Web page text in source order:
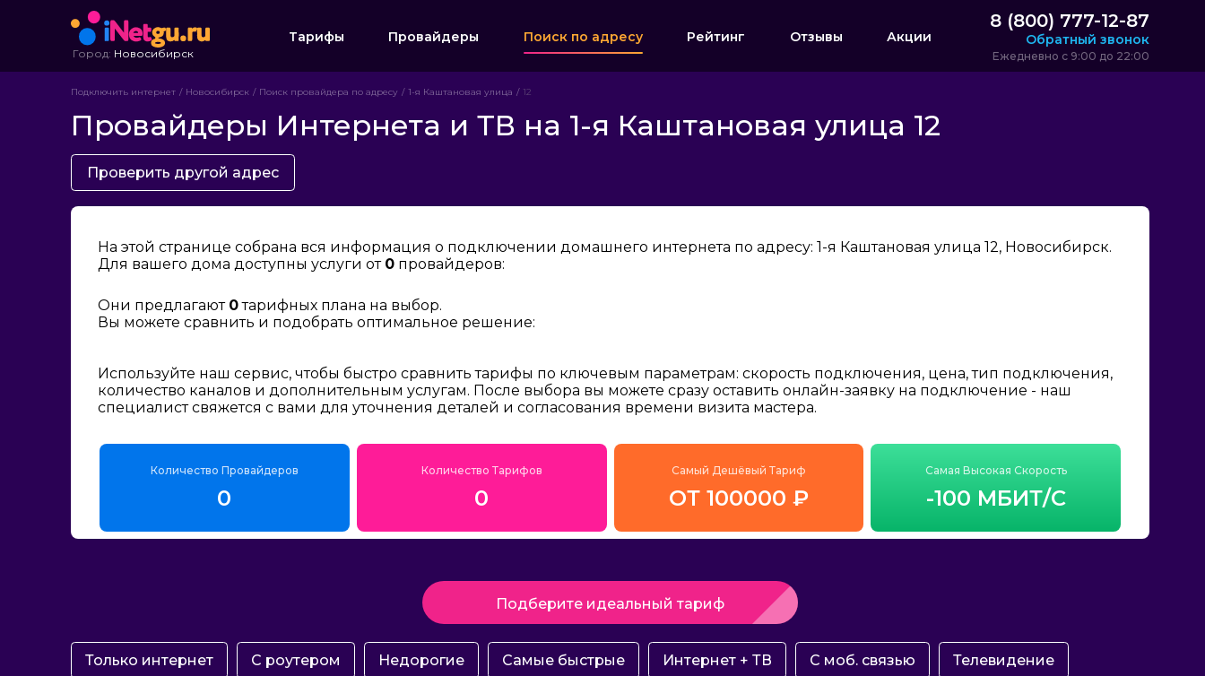
Город: Новосибирск
Тарифы Провайдеры Поиск по адресу Рейтинг Отзывы Акции
8 (800) 777-12-87
Обратный звонок
Ежедневно с 9:00 до 22:00
Подключить интернет Новосибирск Поиск провайдера по адресу 1-я Каштановая улица 12
Провайдеры Интернета и ТВ на 1-я Каштановая улица 12
Проверить другой адрес
На этой странице собрана вся информация о подключении домашнего интернета по адресу: 1-я Каштановая улица 12, Новосибирск.
Для вашего дома доступны услуги от 0 провайдеров:
Они предлагают 0тарифных плана на выбор.
Вы можете сравнить и подобрать оптимальное решение:
Используйте наш сервис, чтобы быстро сравнить тарифы по ключевым параметрам: скорость подключения, цена, тип подключения,
количество каналов и дополнительным услугам. После выбора вы можете сразу оставить онлайн-заявку на подключение - наш
специалист свяжется с вами для уточнения деталей и согласования времени визита мастера.
Количество Провайдеров
0
Количество Тарифов
0
Самый Дешёвый Тариф
ОТ 100000 ₽
Самая Высокая Скорость
-100 МБИТ/С
Подберите идеальный тариф
Только интернет С роутером Недорогие Самые быстрые Интернет + ТВ С моб. связью Телевидение